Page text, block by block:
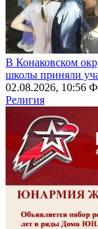
В Конаковском
школы приняли
02.08.2026, 10:56
Религия